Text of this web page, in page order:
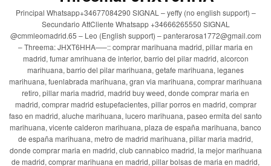
Principal Whatsapp+34677084290 SIGNAL – yeffy (no english support) –
Secundario AttCliente Whatsapp +34666265550 SIGNAL
@cmmleomadrid.65 – Leo (English support) – panterarosa1772@gmail.com
– Threema: JHXT6HHA—–:: comprar marihuana madrid, pillar maria en
madrid, fumar amrihuana de interior, barrio del pilar madrid, alcorcon
marihuana, barrio del pilar marihuana, getafe marihuana, leganes
marihuana, fuenlabrada marihuana, gran via marihuana, comprar marihuana
retiro, pillar maria madrid, madrid buy weed, donde comprar maria en
madrid, comprar madrid estupefacientes, pillar porros en madrid, comprar
faso en madrid, aluche marihuana, lucero marihuana, paseo ermita del santo
marihuana, vicente calderon marihuana, plaza de españa marihuana, banco
de españa marihuana, metro de madrid marihuana, pillar maria madrid,
donde comprar maria en madrid, club cannabico madrid, la mejor marihuana
de madrid, comprar marihuana en madrid, pillar bolsas de maria en madrid,